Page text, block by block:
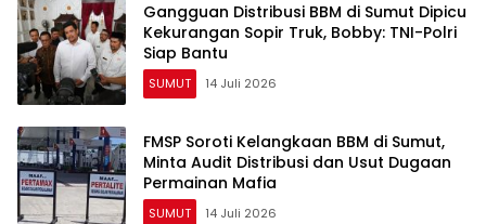
Gangguan Distribusi BBM di Sumut Dipicu
Kekurangan Sopir Truk, Bobby: TNI-Polri
Siap Bantu
SUMUT 14 Juli 2026
FMSP Soroti Kelangkaan BBM di Sumut,
Minta Audit Distribusi dan Usut Dugaan
Permainan Mafia
SUMUT 14 Juli 2026